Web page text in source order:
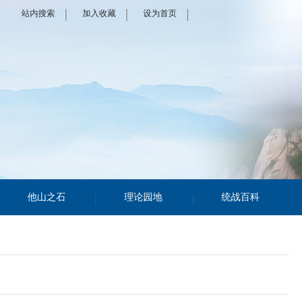
站内搜索 加入收藏 设为首页
他山之石 理论园地 统战百科